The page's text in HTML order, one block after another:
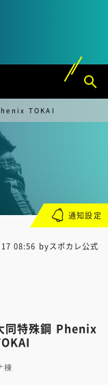
TOKAI
08:56 byスポカレ公式
同特殊鋼 Phenix
棟
通知設定